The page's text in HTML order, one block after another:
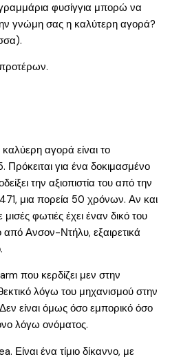
φυσίγγια μπορώ να
γνώμη σας η καλύτερη αγορά?
αγορά είναι το
για ένα δοκιμασμένο
την αξιοπιστία του από την
μια πορεία 50 χρόνων. Αν και
φωτιές έχει έναν δικό του
από Ανσον-Ντήλυ, εξαιρετικά
που κερδίζει μεν στην
λόγω του μηχανισμού στην
είναι όμως όσο εμπορικό όσο
λόγω ονόματος.
Είναι ένα τίμιο δίκαννο, με